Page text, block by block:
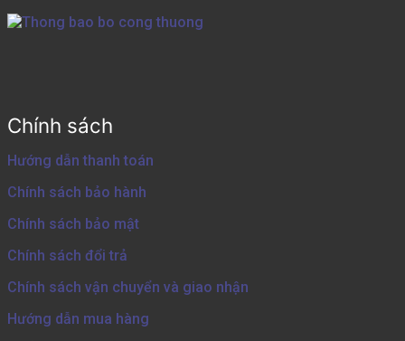
Chính sách
Hướng dẫn thanh toán
Chính sách bảo hành
Chính sách bảo mật
Chính sách đổi trả
Chính sách vận chuyển và giao nhận
Hướng dẫn mua hàng